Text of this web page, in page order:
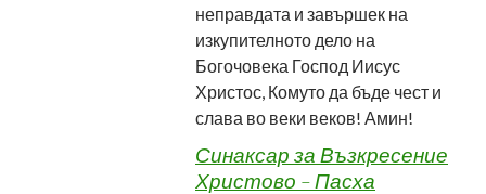
неправдата и завършек на
изкупителното дело на
Богочовека Господ Иисус
Христос, Комуто да бъде чест и
слава во веки веков! Амин!
Синаксар за Възкресение
Христово – Пасха